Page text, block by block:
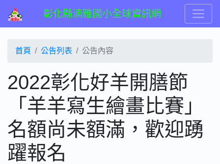
彰化縣湳雅國小全球資訊網
首頁 公告列表 公告內容
2022彰化好羊開膳節
「羊羊寫生繪畫比賽」
名額尚未額滿，歡迎踴
躍報名